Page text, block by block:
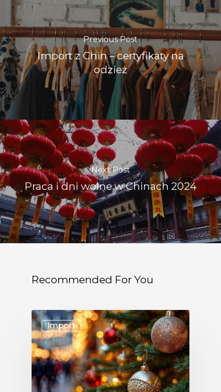
Previous Post
Import z Chin – certyfikaty na
odzież
Next Post
Praca i dni wolne w Chinach 2024
Recommended For You
Import